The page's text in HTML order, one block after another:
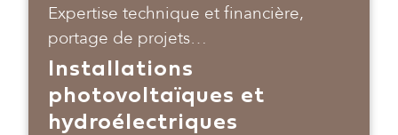
Expertise technique et financière,
portage de projets…
Installations
photovoltaïques et
hydroélectriques